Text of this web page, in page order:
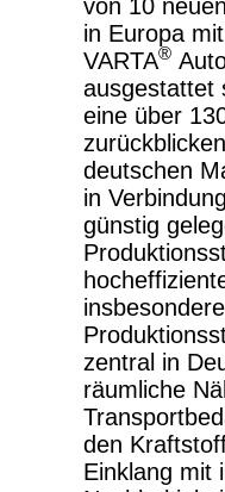
von 10
in Europa
VARTA®
ausgestattet
eine über
deutschen
in
günstig
zentral in
räumliche
den
Einklang mit